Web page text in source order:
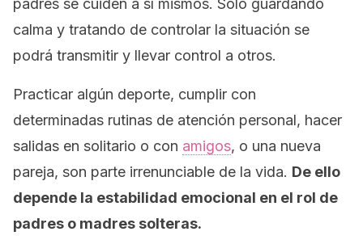
padres se cuiden a sí mismos. Solo guardando
calma y tratando de controlar la situación se
podrá transmitir y llevar control a otros.
Practicar algún deporte, cumplir con
determinadas rutinas de atención personal, hacer
salidas en solitario o con amigos, o una nueva
pareja, son parte irrenunciable de la vida. De ello
depende la estabilidad emocional en el rol de
padres o madres solteras.